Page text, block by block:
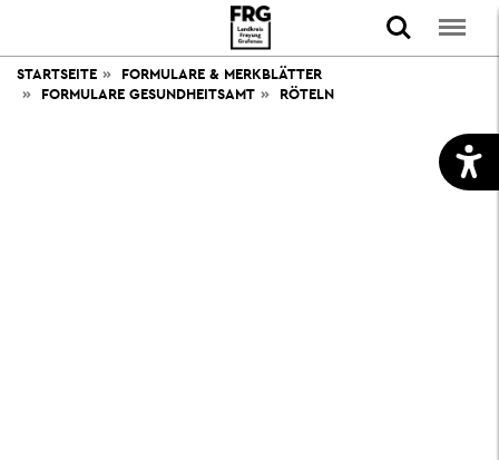
STARTSEITE
FORMULARE & MERKBLÄTTER
FORMULARE GESUNDHEITSAMT
RÖTELN